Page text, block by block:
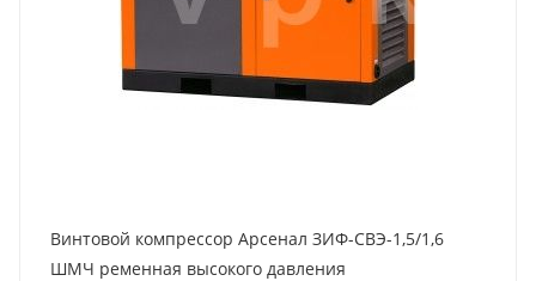
Винтовой компрессор Арсенал ЗИФ-СВЭ-1,5/1,6
ШМЧ ременная высокого давления